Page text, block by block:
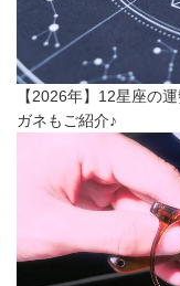
【2026年】12星座の
ガネもご紹介♪